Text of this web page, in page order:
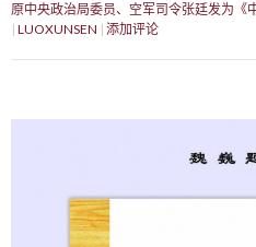
原中央政治局委员、空军司令张廷发为《
LUOXUNSEN 添加评论